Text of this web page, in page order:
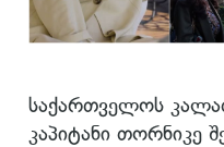
საქართველოს
კაპიტანი თორნიკე